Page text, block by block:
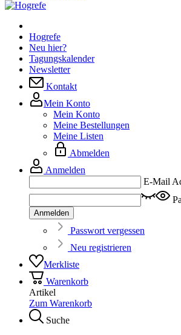
Hogrefe
Neu hier?
Tagungskalender
Newsletter
Kontakt
Mein Konto
Mein Konto
Meine Bestellungen
Meine Listen
Abmelden
Anmelden
E-Mail
Anmelden
Passwort vergessen
Neu registrieren
Merkliste
Warenkorb
Artikel
Zum Warenkorb
Suche